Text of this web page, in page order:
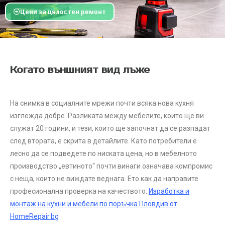
Цени за цялостен ремонт
Когато външният вид лъже
На снимка в социалните мрежи почти всяка нова кухня
изглежда добре. Разликата между мебелите, които ще ви
служат 20 години, и тези, които ще започнат да се разпадат
след втората, е скрита в детайлите. Като потребители е
лесно да се подведете по ниската цена, но в мебелното
производство „евтиното“ почти винаги означава компромис
с неща, които не виждате веднага. Ето как да направите
професионална проверка на качеството. Изработка и
монтаж на кухни и мебели по поръчка Пловдив от
HomeRepair.bg